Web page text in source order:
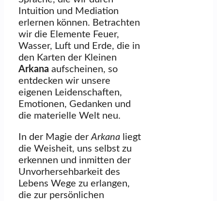
Intuition und Mediation
erlernen können. Betrachten
wir die Elemente Feuer,
Wasser, Luft und Erde, die in
den Karten der Kleinen
Arkana aufscheinen, so
entdecken wir unsere
eigenen Leidenschaften,
Emotionen, Gedanken und
die materielle Welt neu.
In der Magie derArkana liegt
die Weisheit, uns selbst zu
erkennen und inmitten der
Unvorhersehbarkeit des
Lebens Wege zu erlangen,
die zur persönlichen